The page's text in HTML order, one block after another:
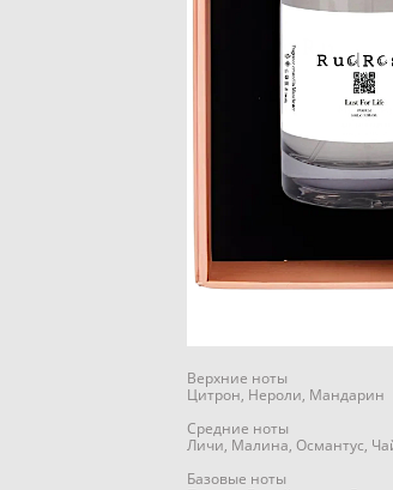
Верхние ноты
Цитрон, Нероли, Мандарин
Средние ноты
Личи, Малина, Османтус,
Базовые ноты